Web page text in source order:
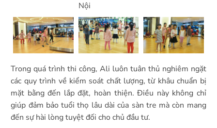
Nội
Trong quá trình thi công, Ali luôn tuân thủ nghiêm ngặt
các quy trình về kiểm soát chất lượng, từ khâu chuẩn bị
mặt bằng đến lắp đặt, hoàn thiện. Điều này không chỉ
giúp đảm bảo tuổi thọ lâu dài của sàn tre mà còn mang
đến sự hài lòng tuyệt đối cho chủ đầu tư.